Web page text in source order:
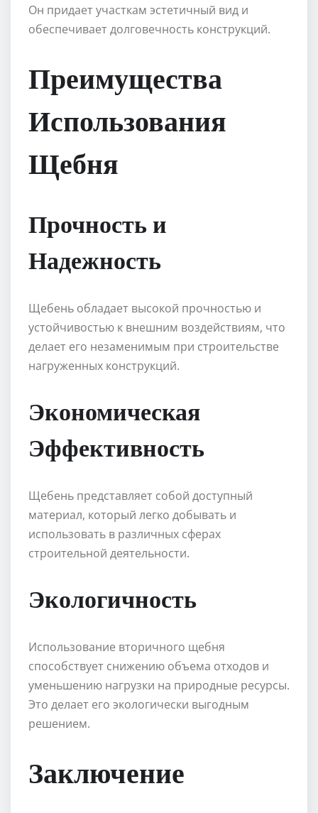
Он придает участкам эстетичный вид и
обеспечивает долговечность конструкций.
Преимущества
Использования
Щебня
Прочность и
Надежность
Щебень обладает высокой прочностью и
устойчивостью к внешним воздействиям, что
делает его незаменимым при строительстве
нагруженных конструкций.
Экономическая
Эффективность
Щебень представляет собой доступный
материал, который легко добывать и
использовать в различных сферах
строительной деятельности.
Экологичность
Использование вторичного щебня
способствует снижению объема отходов и
уменьшению нагрузки на природные ресурсы.
Это делает его экологически выгодным
решением.
Заключение